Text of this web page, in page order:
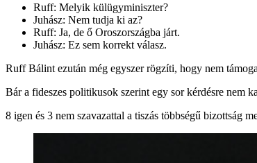
Ruff: Melyik külügyminiszter?
Juhász: Nem tudja ki az?
Ruff: Ja, de ő Oroszországba járt.
Juhász: Ez sem korrekt válasz.
Ruff Bálint ezután még egyszer rögzíti, hogy nem
Bár a fideszes politikusok szerint egy sor kérdésre nem
8 igen és 3 nem szavazattal a tiszás többségű bizottság